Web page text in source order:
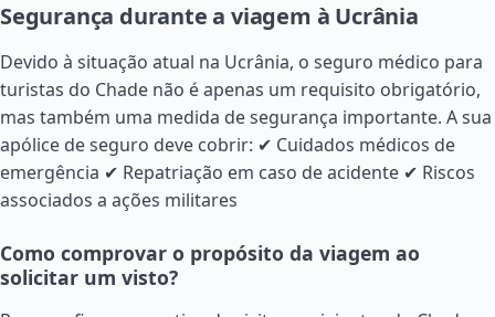
Segurança durante a viagem à Ucrânia
Devido à situação atual na Ucrânia, o seguro médico para
turistas do Chade não é apenas um requisito obrigatório,
mas também uma medida de segurança importante. A sua
apólice de seguro deve cobrir: ✔ Cuidados médicos de
emergência ✔ Repatriação em caso de acidente ✔ Riscos
associados a ações militares
Como comprovar o propósito da viagem ao
solicitar um visto?